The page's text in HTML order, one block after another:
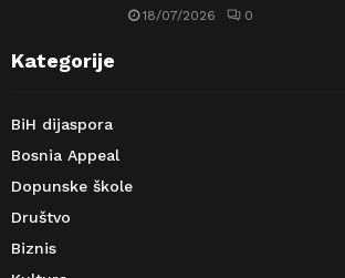
18/07/2026 0
Kategorije
BiH dijaspora
Bosnia Appeal
Dopunske škole
Društvo
Biznis